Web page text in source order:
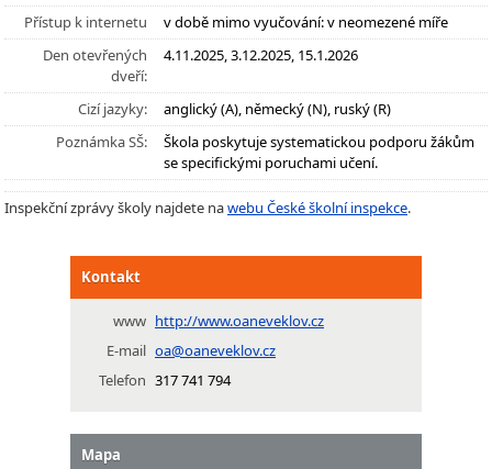
Přístup k internetu
v době mimo vyučování: v neomezené míře
Den otevřených
dveří:
4.11.2025, 3.12.2025, 15.1.2026
Cizí jazyky:
anglický (A), německý (N), ruský (R)
Poznámka SŠ:
Škola poskytuje systematickou podporu žákům
se specifickými poruchami učení.
Inspekční zprávy školy najdete nawebu České školní inspekce.
Kontakt
www http://www.oaneveklov.cz
E-mail oa@oaneveklov.cz
Telefon 317 741 794
Mapa